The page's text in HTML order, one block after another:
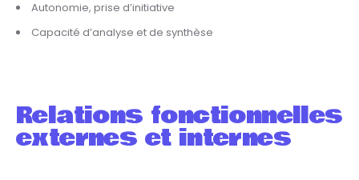
Autonomie, prise d’initiative
Capacité d’analyse et de synthèse
Relations fonctionnelles
externes et internes